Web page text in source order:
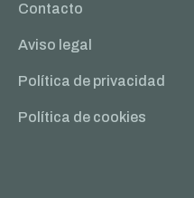
Contacto
Aviso legal
Política de privacidad
Política de cookies